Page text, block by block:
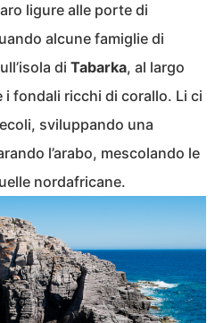
ligure alle porte di
alcune famiglie di
di Tabarka, al largo
fondali ricchi di corallo. Li ci
sviluppando una
l’arabo, mescolando le
nordafricane.